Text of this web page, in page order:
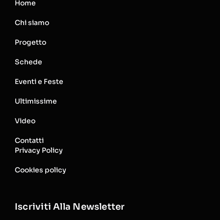
Home
Chi siamo
Progetto
Schede
Eventi e Feste
Ultimissime
Video
Contatti
Privacy Policy
Cookies policy
Iscriviti Alla Newsletter